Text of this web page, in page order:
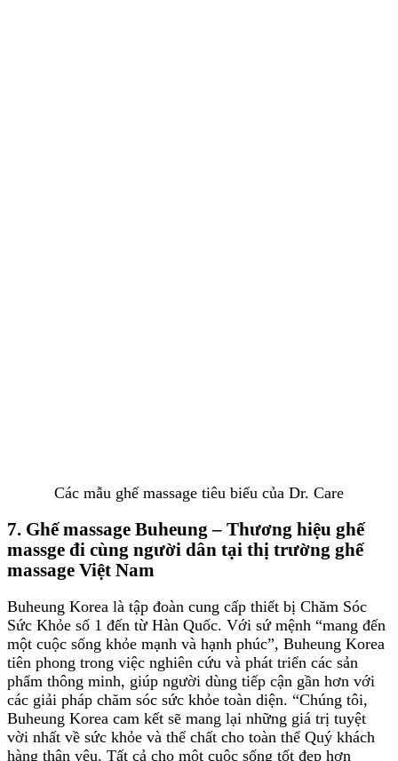
Các mẫu ghế massage tiêu biểu của Dr. Care
7. Ghế massage Buheung – Thương hiệu ghế
massge đi cùng người dân tại thị trường ghế
massage Việt Nam
Buheung Korea là tập đoàn cung cấp thiết bị Chăm Sóc
Sức Khỏe số 1 đến từ Hàn Quốc. Với sứ mệnh “mang đến
một cuộc sống khỏe mạnh và hạnh phúc”, Buheung Korea
tiên phong trong việc nghiên cứu và phát triển các sản
phẩm thông minh, giúp người dùng tiếp cận gần hơn với
các giải pháp chăm sóc sức khỏe toàn diện. “Chúng tôi,
Buheung Korea cam kết sẽ mang lại những giá trị tuyệt
vời nhất về sức khỏe và thể chất cho toàn thể Quý khách
hàng thân yêu. Tất cả cho một cuộc sống tốt đẹp hơn